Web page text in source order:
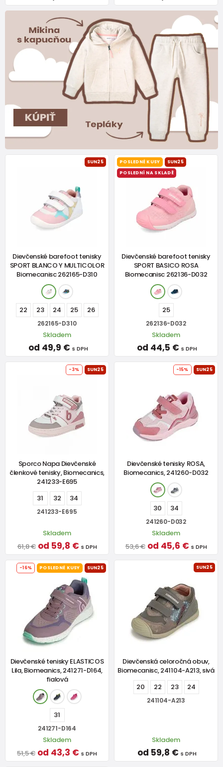
SUN25
Dievčenské barefoot tenisky
SPORT BLANCO Y MULTICOLOR
Biomecanisc 262165-D310
22 23 24 25 26
262165-D310
Skladem
od 49,9 € s DPH
POSLEDNÉ KUSY
SUN25
POSLEDNÍ NA SKLADĚ
Dievčenské barefoot tenisky
SPORT BASICO ROSA
Biomecanisc 262136-D032
25
262136-D032
Skladem
od 44,5 € s DPH
-3% SUN25
Sporco Napa Dievčenské
členkové tenisky, Biomecanics,
241233-E695
31
32 34
241233-E695
Skladem
61,8 € od 59,8 € s DPH
-15% SUN25
Dievčenské tenisky ROSA,
Biomecanics, 241260-D032
30 34
241260-D032
Skladem
53,6 € od 45,6 € s DPH
-16% POSLEDNÉ KUSY SUN25
Dievčenské tenisky ELASTICOS
Lila, Biomeanics, 241271-D164,
fialová
31
241271-D164
Skladem
51,5 € od 43,3 € s DPH
SUN25
Dievčenská celoročná obuv,
Biomecanisc, 241104-A213, sivá
20
22 23 24
241104-A213
Skladem
od 59,8 € s DPH